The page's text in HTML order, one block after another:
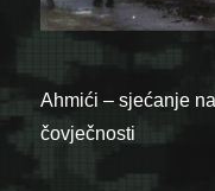
Ahmići – sjećanje
čovječnosti